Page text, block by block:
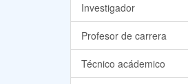
Investigador
Profesor de carrera
Técnico acádemico